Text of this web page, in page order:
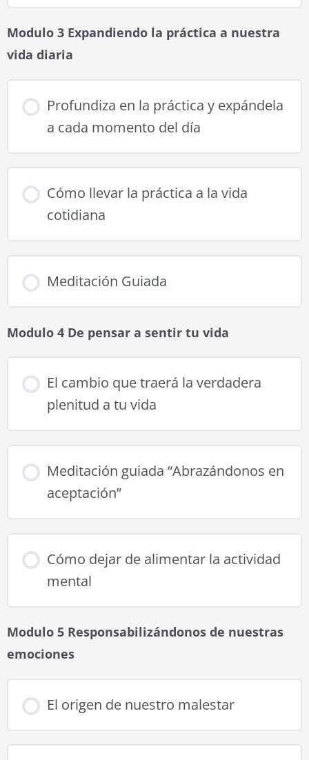
Modulo 3 Expandiendo la práctica a nuestra
vida diaria
Profundiza en la práctica y expándela
a cada momento del día
Cómo llevar la práctica a la vida
cotidiana
Meditación Guiada
Modulo 4 De pensar a sentir tu vida
El cambio que traerá la verdadera
plenitud a tu vida
Meditación guiada “Abrazándonos en
aceptación”
Cómo dejar de alimentar la actividad
mental
Modulo 5 Responsabilizándonos de nuestras
emociones
El origen de nuestro malestar